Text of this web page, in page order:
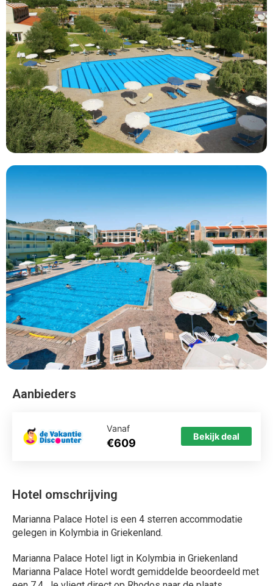
Hotel omschrijving
Marianna Palace Hotel is een 4 sterren accommodatie
gelegen in Kolymbia in Griekenland.
Marianna Palace Hotel ligt in Kolymbia in Griekenland
Marianna Palace Hotel wordt gemiddelde beoordeeld met
Aanbieders
Vanaf
€609 Bekijk deal